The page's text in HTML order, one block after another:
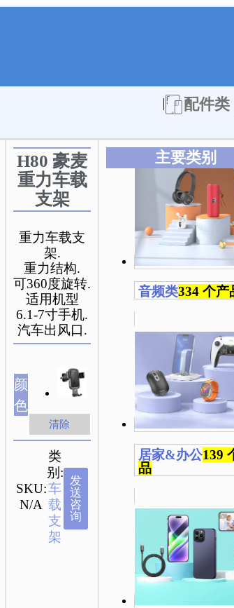
配件类
H80 豪麦
重力车载
支架
重力车载支
架.
重力结构.
可360度旋转.
适用机型
6.1-7寸手机.
汽车出风口.
颜
色
清除
SKU:
N/A
类
别:
车
载
支
架
发
送
咨
询
主要类别
音频类334 个产
居家&办公139
品